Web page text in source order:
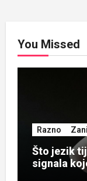
You Missed
Razno
Što jezik
signala